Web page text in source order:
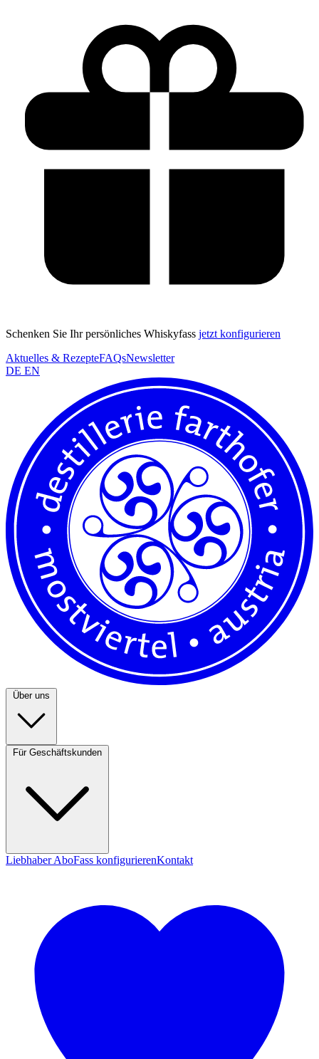
Schenken Sie Ihr persönliches Whiskyfass jetzt konfigurieren
Aktuelles & RezepteFAQsNewsletter
DE EN
Liebhaber AboFass konfigurierenKontakt